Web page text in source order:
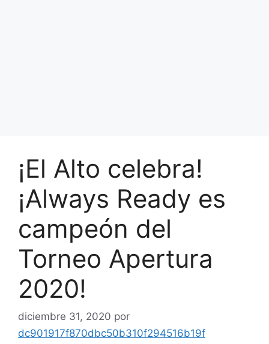
¡El Alto celebra!
¡Always Ready es
campeón del
Torneo Apertura
2020!
diciembre 31, 2020 por
dc901917f870dbc50b310f294516b19f